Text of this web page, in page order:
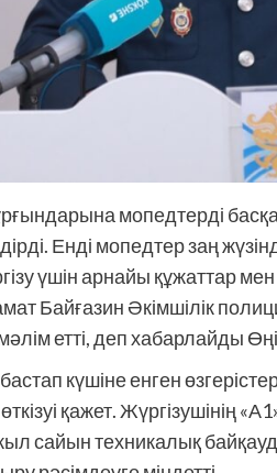
мопедтерді
Енді мопедтер заң
үшін арнайы құжаттар
Байғазин Әкімшілік
етті, деп хабарлайды
күшіне енген
қажет. Жүргізушінің
сайын техникалық